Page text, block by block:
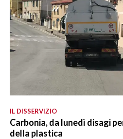
IL DISSERVIZIO
Carbonia, da lunedì disagi
della plastica